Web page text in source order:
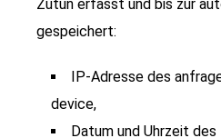
Zutun erfasst und bis zur
gespeichert:
IP-Adresse des
device,
Datum und Uhrzeit